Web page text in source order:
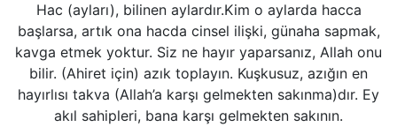
Hac (ayları), bilinen aylardır.Kim o aylarda hacca
başlarsa, artık ona hacda cinsel ilişki, günaha sapmak,
kavga etmek yoktur. Siz ne hayır yaparsanız, Allah onu
bilir. (Ahiret için) azık toplayın. Kuşkusuz, azığın en
hayırlısı takva (Allah’a karşı gelmekten sakınma)dır. Ey
akıl sahipleri, bana karşı gelmekten sakının.